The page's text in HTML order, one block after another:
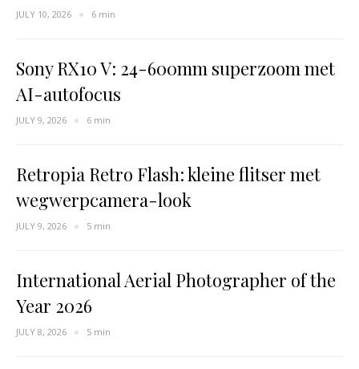
JULY 10, 2026 6 min
Sony RX10 V: 24-600mm superzoom met
AI-autofocus
JULY 9, 2026 6 min
Retropia Retro Flash: kleine flitser met
wegwerpcamera-look
JULY 9, 2026 5 min
International Aerial Photographer of the
Year 2026
JULY 8, 2026 5 min